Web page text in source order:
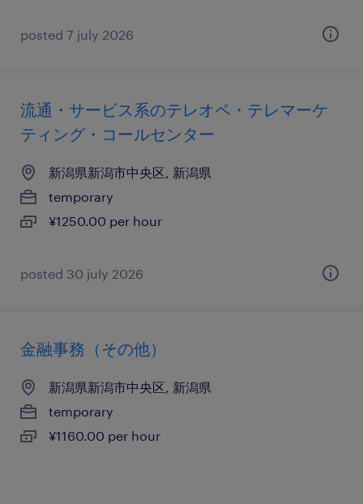
posted 7 july 2026
流通・サービス系のテレオペ・テレマーケ
ティング・コールセンター
新潟県新潟市中央区, 新潟県
temporary
¥1250.00 per hour
posted 30 july 2026
金融事務（その他）
新潟県新潟市中央区, 新潟県
temporary
¥1160.00 per hour